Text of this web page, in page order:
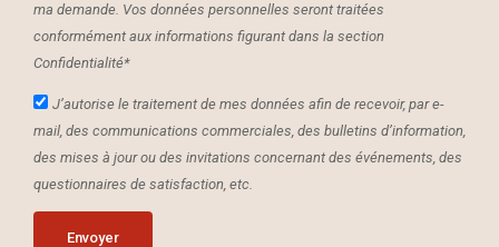
ma demande. Vos données personnelles seront traitées
conformément aux informations figurant dans la section
Confidentialité*
J’autorise le traitement de mes données afin de recevoir, par e-
mail, des communications commerciales, des bulletins d’information,
des mises à jour ou des invitations concernant des événements, des
questionnaires de satisfaction, etc.
Envoyer